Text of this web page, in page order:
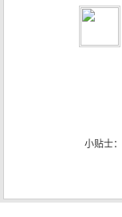
小贴士：